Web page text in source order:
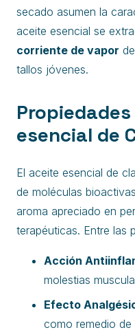
secado asumen la
aceite esencial se
corriente de vapor
tallos jóvenes.
esencial de
El aceite esencial de
de moléculas
aroma apreciado en
terapéuticas. Entre las
Acción
molestias
Efecto
como remedio